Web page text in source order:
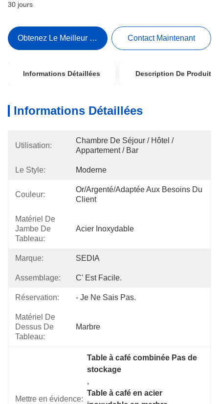
30 jours
Obtenez Le Meilleur Prix Contact Maintenant
Informations Détaillées Description De Produit
Informations Détaillées
Utilisation:
Chambre De Séjour / Hôtel /
Appartement / Bar
Le Style: Moderne
Couleur:
Or/argenté/adaptée Aux Besoins Du
Client
Matériel De
Jambe De
Tableau:
Acier Inoxydable
Marque: SEDIA
Assemblage: C' Est Facile.
Réservation: - Je Ne Sais Pas.
Matériel De
Dessus De
Tableau:
Marbre
Mettre en évidence:
Table à café combinée Pas de
stockage
,
Table à café en acier